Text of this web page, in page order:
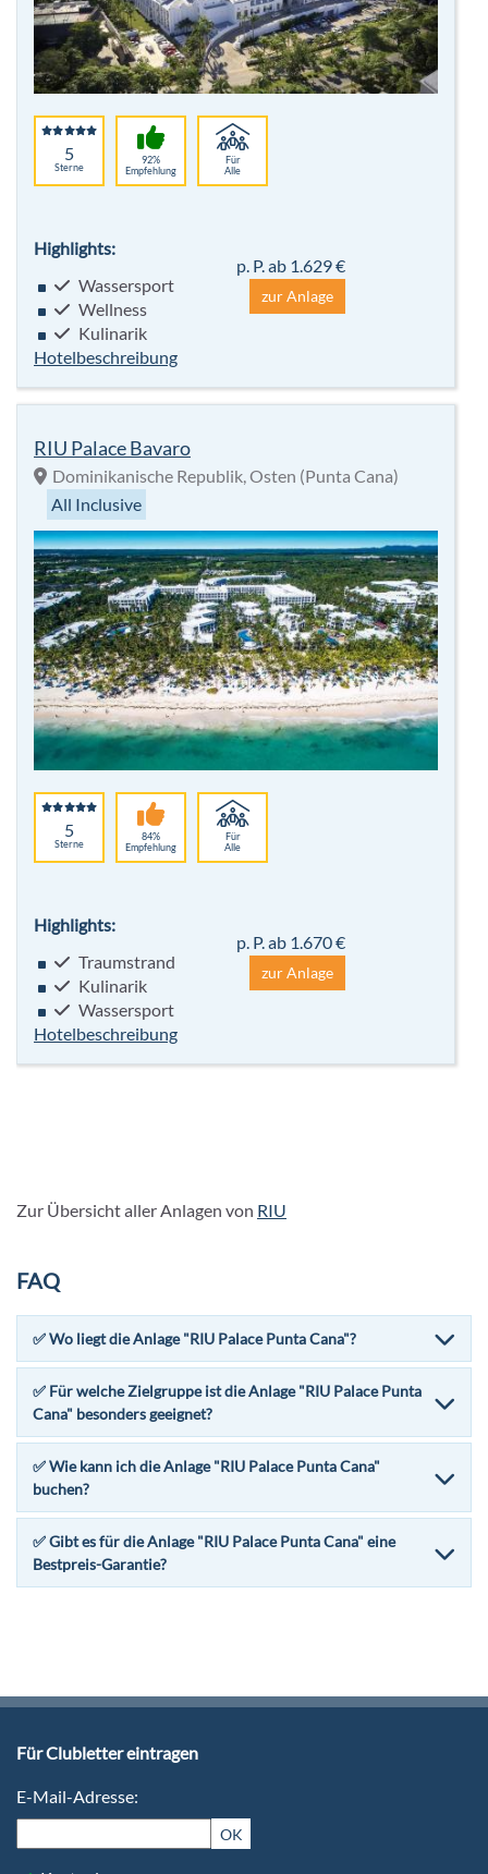
5
Sterne
92%
Empfehlung
Für
Alle
Highlights:
Wassersport
Wellness
Kulinarik
Hotelbeschreibung
p. P. ab 1.629 €
zur Anlage
RIU Palace Bavaro
Dominikanische Republik, Osten (Punta Cana)
All Inclusive
5
Sterne
84%
Empfehlung
Für
Alle
Highlights:
Traumstrand
Kulinarik
Wassersport
Hotelbeschreibung
p. P. ab 1.670 €
zur Anlage
Zur Übersicht aller Anlagen von RIU
FAQ
✅ Wo liegt die Anlage "RIU Palace Punta Cana"?
✅ Für welche Zielgruppe ist die Anlage "RIU Palace Punta
Cana" besonders geeignet?
✅ Wie kann ich die Anlage "RIU Palace Punta Cana"
buchen?
✅ Gibt es für die Anlage "RIU Palace Punta Cana" eine
Bestpreis-Garantie?
Für Clubletter eintragen
E-Mail-Adresse:
OK